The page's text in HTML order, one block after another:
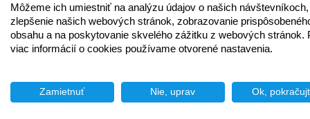
Môžeme ich umiestniť na analýzu údajov o našich
zlepšenie našich webových stránok, zobrazovanie
obsahu a na poskytovanie skvelého zážitku z webových stránok.
viac informácií o cookies používame otvorené nastavenia.
Zamietnuť Nie, uprav Ok,